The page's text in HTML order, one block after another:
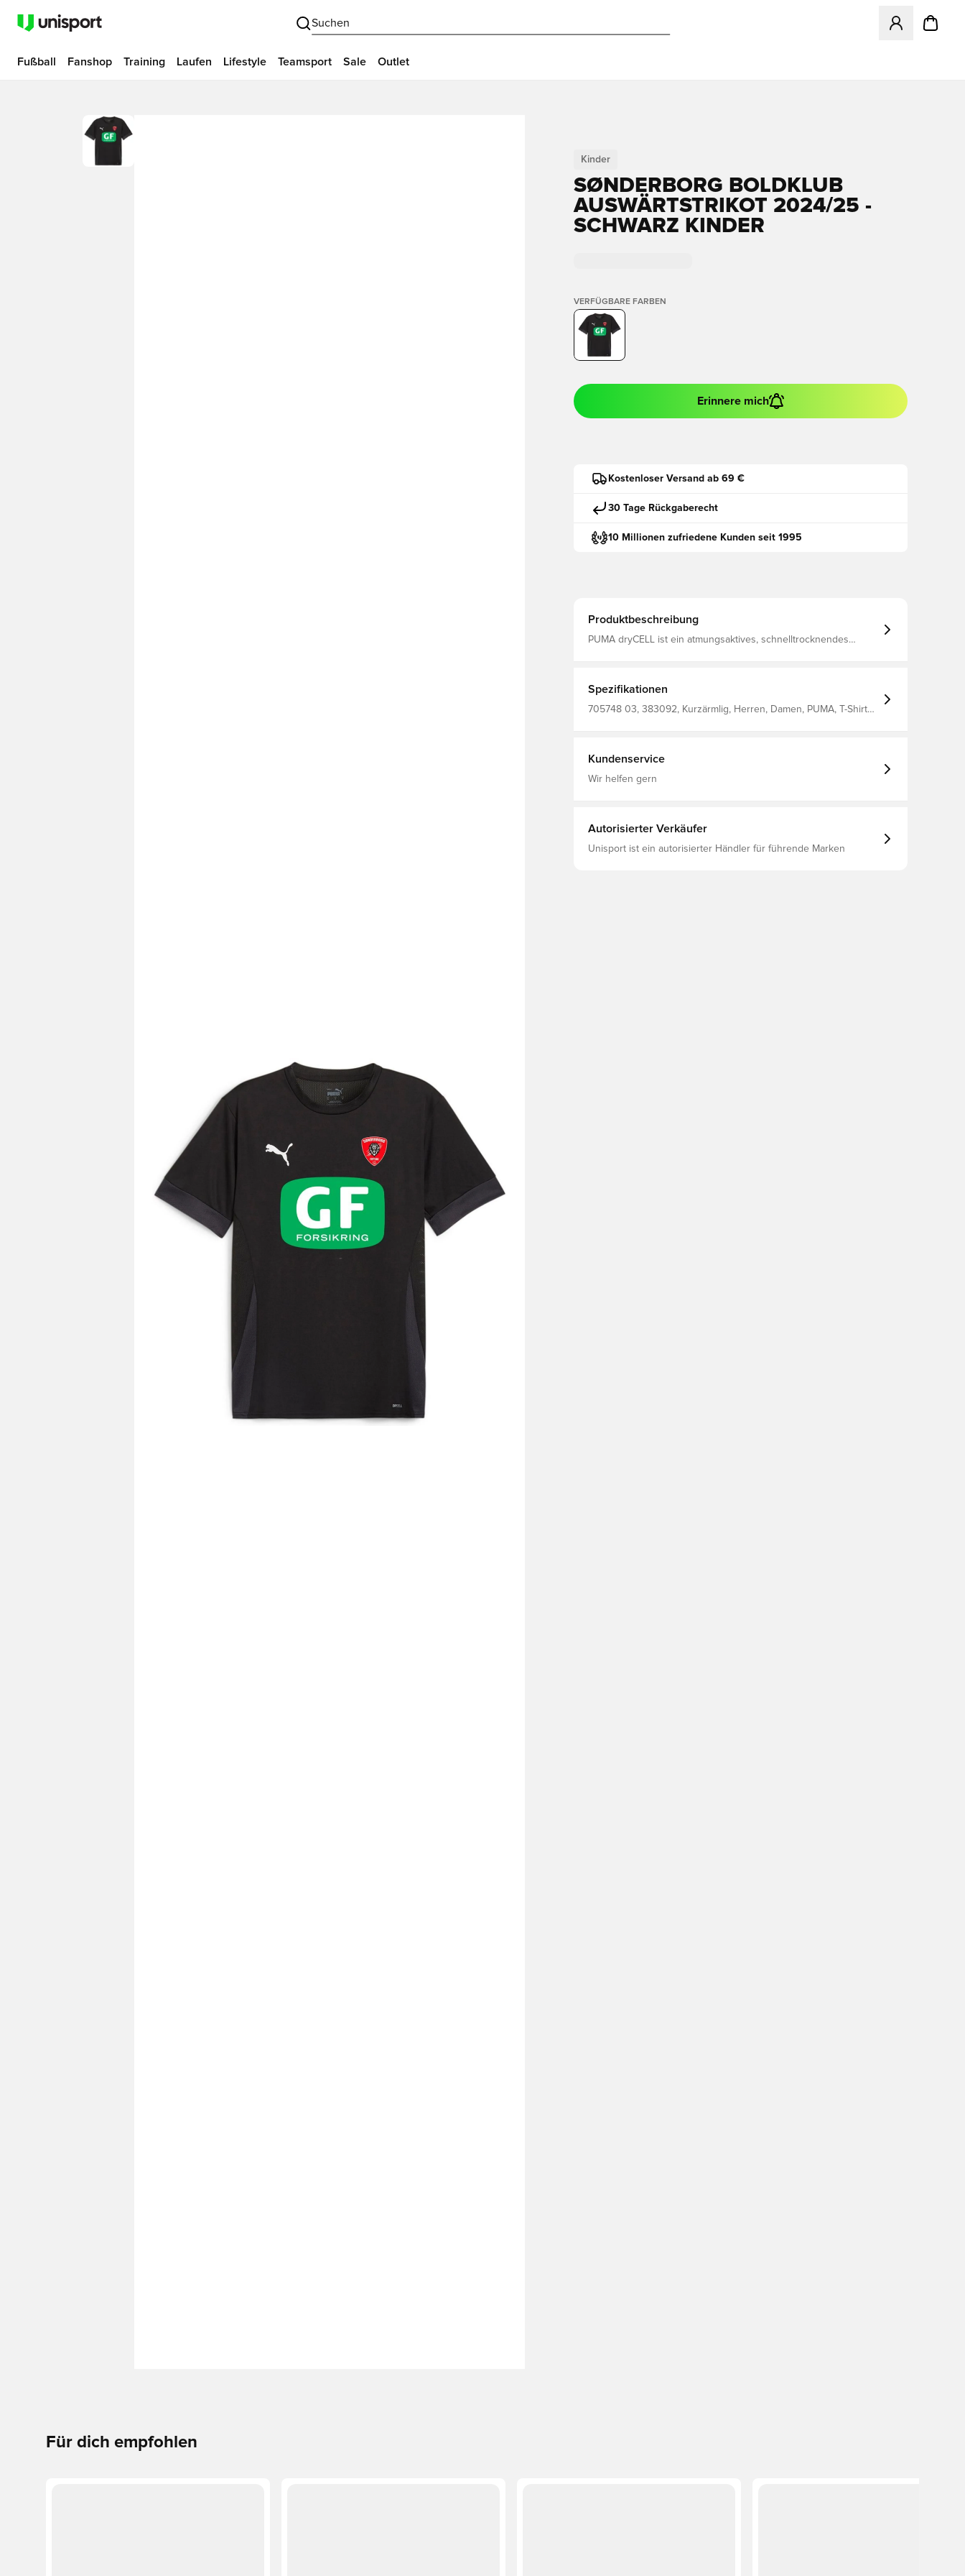
Suchen
Öffnet ein
Fußball Fanshop Training Laufen Lifestyle Teamsport Sale Outlet
Kinder
SØNDERBORG BOLDKLUB
AUSWÄRTSTRIKOT 2024/25 -
SCHWARZ KINDER
VERFÜGBARE FARBEN
Erinnere mich
Kostenloser Versand ab 69 €
30 Tage Rückgaberecht
10 Millionen zufriedene Kunden seit 1995
Produktbeschreibung
PUMA dryCELL ist ein atmungsaktives, schnelltrocknendes
Spezifikationen
705748 03, 383092, Kurzärmlig, Herren, Damen, PUMA, T-Shirts,
Kundenservice
Wir helfen gern
Autorisierter Verkäufer
Unisport ist ein autorisierter Händler für führende Marken
Für dich empfohlen